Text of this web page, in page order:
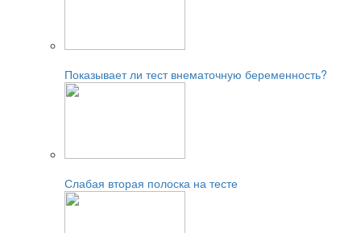
Показывает ли тест внематочную беременность?
Слабая вторая полоска на тесте